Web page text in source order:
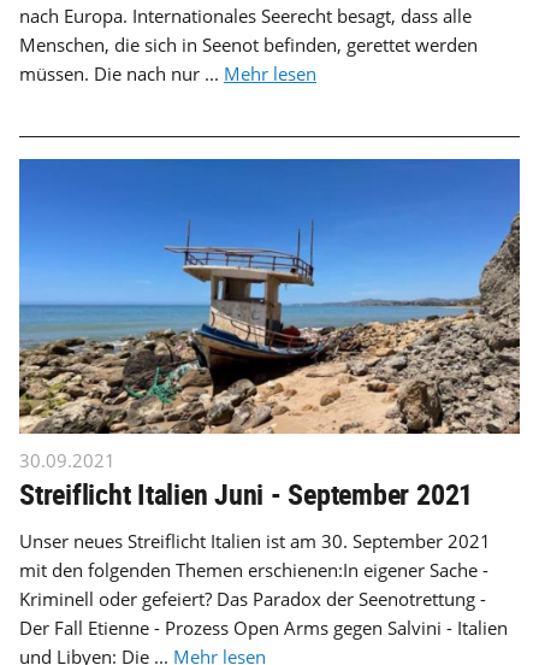
nach Europa. Internationales Seerecht besagt, dass alle
Menschen, die sich in Seenot befinden, gerettet werden
müssen. Die nach nur ... Mehr lesen
30.09.2021
Streiflicht Italien Juni - September 2021
Unser neues Streiflicht Italien ist am 30. September 2021
mit den folgenden Themen erschienen:In eigener Sache -
Kriminell oder gefeiert? Das Paradox der Seenotrettung -
Der Fall Etienne - Prozess Open Arms gegen Salvini - Italien
und Libyen: Die ... Mehr lesen